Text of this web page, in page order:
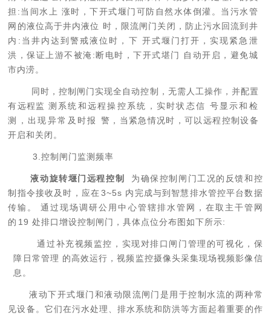
担:当间水上 涨时，下开式堰门可防自然水体倒灌。当污水管
网的液位高于井内液位 时，限流闸门关闭，防 止污水回流到井
内:当井内达到警戒液位时，下 开式堰门打开，实现紧 急泄
洪，保证上游不被淹:断电时 ，下开式堪门 自动开启，避免城
市内涝。
同时，控制闸门实现全自动控制，无需人工操作，并配置
有远程监 测系统和远程操控系统，实时状态信 号显示和检
测，出现异常及时报 警，当紧急情况时，可以远程控制设备
开启和关闭。
3.控制闸门监测频率
液动旋转堰门远程控制
为确保控制闸门工况的反馈和控
制指令接收及时，应在 3~5s 内完成与到智慧排水管控平台数据
传输。 通过现场调研公用中心管辖排水管网，在取主干管网
的 19 处排口增设控制闸门，具体点位分布图如下所示:
通过补充视频监控，实现对排口闸门管理的可视化，保
障日常管理 的高效运行，视频监控摄像头采集现场视频影像信
息。
液动下开式堰门和液动限流闸门是用于控制水流的两种常
见设备。它们在污水处理、排水系统和防洪等方面起着重要的作